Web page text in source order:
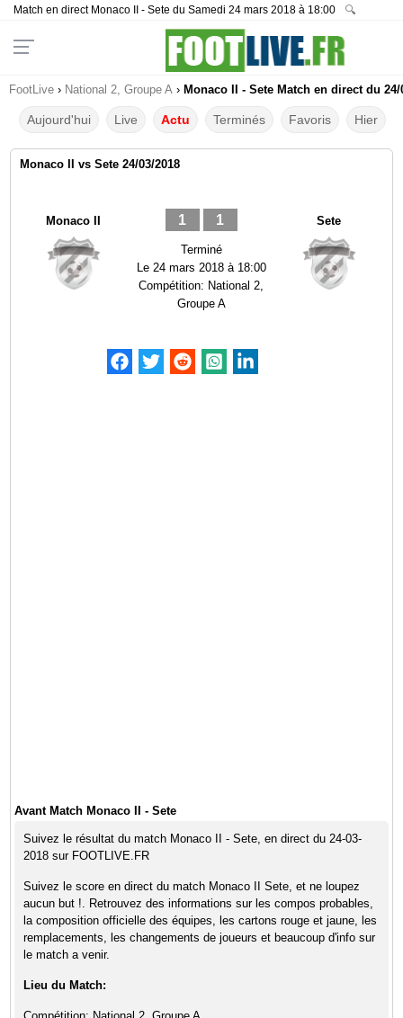
Match en direct Monaco II - Sete du Samedi 24 mars 2018 à 18:00 🔍
FootLive › National 2, Groupe A › Monaco II - Sete Match en direct du 24/
Aujourd'hui Live Actu Terminés Favoris Hier
Monaco II vs Sete 24/03/2018
Monaco II 1 1
Terminé
Le 24 mars 2018 à 18:00
Compétition: National 2,
Groupe A
Sete
Avant Match Monaco II - Sete
Suivez le résultat du match Monaco II - Sete, en direct du 24-03-
2018 sur FOOTLIVE.FR
Suivez le score en direct du match Monaco II Sete, et ne loupez
aucun but !. Retrouvez des informations sur les compos probables,
la composition officielle des équipes, les cartons rouge et jaune, les
remplacements, les changements de joueurs et beaucoup d'info sur
le match a venir.
Lieu du Match: